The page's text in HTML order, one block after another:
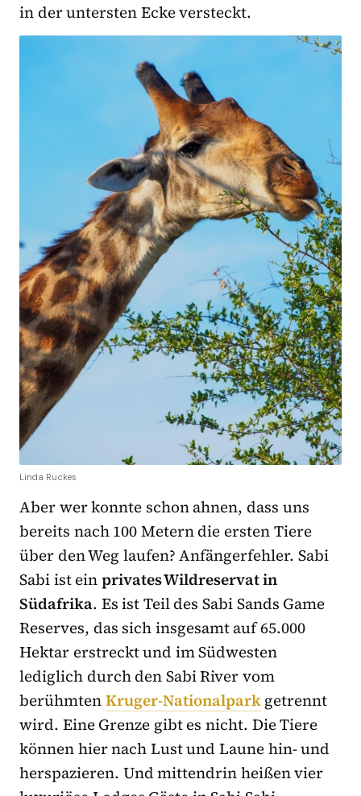
in der untersten Ecke versteckt.
Linda Ruckes
Aber wer konnte schon ahnen, dass uns
bereits nach 100 Metern die ersten Tiere
über den Weg laufen? Anfängerfehler. Sabi
Sabi ist einprivates Wildreservat in
Südafrika. Es ist Teil des Sabi Sands Game
Reserves, das sich insgesamt auf 65.000
Hektar erstreckt und im Südwesten
lediglich durch den Sabi River vom
berühmtenKruger-Nationalparkgetrennt
wird. Eine Grenze gibt es nicht. Die Tiere
können hier nach Lust und Laune hin- und
herspazieren. Und mittendrin heißen vier